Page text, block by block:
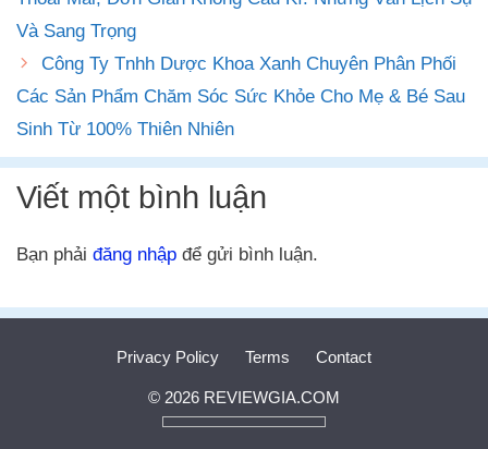
Và Sang Trọng
Công Ty Tnhh Dược Khoa Xanh Chuyên Phân Phối
Các Sản Phẩm Chăm Sóc Sức Khỏe Cho Mẹ & Bé Sau
Sinh Từ 100% Thiên Nhiên
Viết một bình luận
Bạn phải đăng nhập để gửi bình luận.
Privacy Policy Terms Contact
© 2026 REVIEWGIA.COM